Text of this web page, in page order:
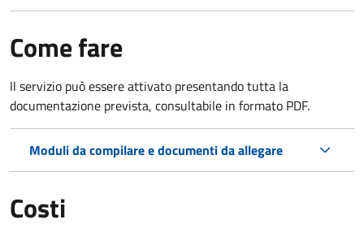
Come fare
Il servizio può essere attivato presentando tutta la
documentazione prevista, consultabile in formato PDF.
Moduli da compilare e documenti da allegare
Costi